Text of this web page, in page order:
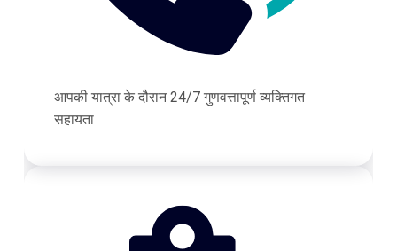
आपकी यात्रा के दौरान 24/7 गुणवत्तापूर्ण व्यक्तिगत
सहायता